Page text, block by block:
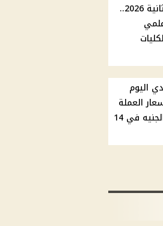
تنسيق المرحلة الثانية 2026..
علمي
اليوم
العملة
السعودية مقابل الجنيه في 14